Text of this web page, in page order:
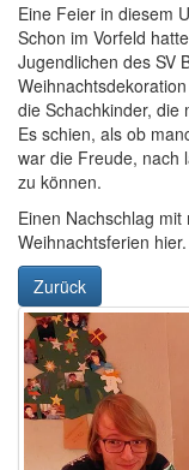
Eine Feier in diesem
Schon im Vorfeld
Jugendlichen des SV
die Schachkinder, die
Es schien, als ob
war die Freude, nach
zu können.
Einen Nachschlag
Weihnachtsferien hier.
Zurück